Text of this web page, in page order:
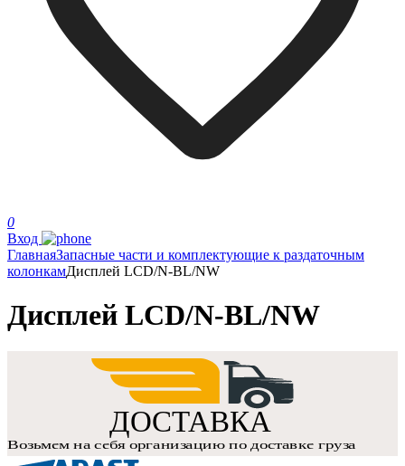
0
Вход
ГлавнаяЗапасные части и комплектующие к раздаточным
колонкамДисплей LCD/N-BL/NW
Дисплей LCD/N-BL/NW